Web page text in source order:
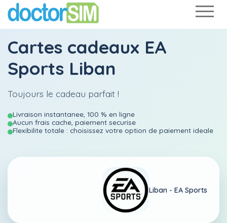
Cartes cadeaux EA
Sports Liban
Toujours le cadeau parfait !
Livraison instantanee, 100 % en ligne
Aucun frais cache, paiement securise
Flexibilite totale : choisissez votre option de paiement ideale
Liban - EA Sports